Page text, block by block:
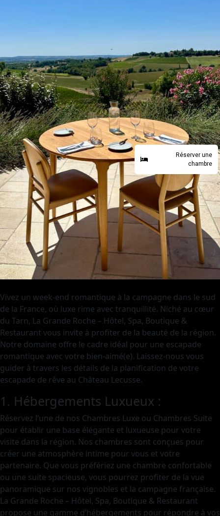
Réserver une
chambre
Vivez un week-end romantique à la campagne dans le sud
de la France, où luxe rime avec tranquillité. Niché au cœur
du Tarn, La Grande Roche – Hôtel, Spa, Boutique &
Restaurant vous invite à profiter de la beauté de la région.
Notre domaine offre le cadre idéal pour une escapade
romantique avec votre bien-aimé(e). Laissez-nous vous
guider à travers les détails de la planification de votre
escapade de rêve au Château Lecusse.
1. Hébergements Luxueux :
Réservez l’une de nos Chambres Luxe ou Chambres Suite
pour établir une base élégante et luxueuse pour votre
visite dans la région. Nos chambres sont conçues pour
créer une atmosphère intime pour vous et votre
partenaire. Que vous préfériez une chambre confortable
ou une suite spacieuse, vous pourrez profiter de la vue
panoramique sur nos vignobles et la campagne française.
La Grande Roche – Hôtel, Spa, Boutique & Restaurant
propose une gamme d’hébergements pour répondre à vos